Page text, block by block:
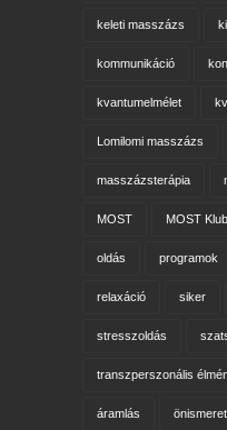
keleti masszázs
kommunikáció
kvantumelmélet
Lomilomi masszázs
masszázsterápia
MOST MOST Klub
oldás programok
relaxáció siker
stresszoldás
transzperszonális
áramlás önismeret